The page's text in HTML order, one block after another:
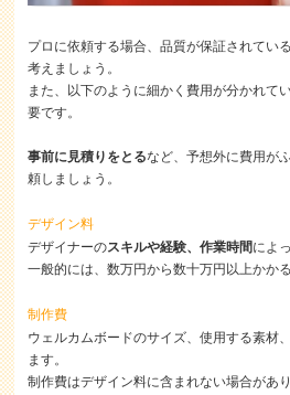
プロに依頼する場合、品質が保証されてい
考えましょう。
また、以下のように細かく費用が分かれて
要です。
事前に見積りをとるなど、予想外に費用が
頼しましょう。
デザイン料
デザイナーのスキルや経験、作業時間によ
一般的には、数万円から数十万円以上かか
制作費
ウェルカムボードのサイズ、使用する素材
ます。
制作費はデザイン料に含まれない場合があ